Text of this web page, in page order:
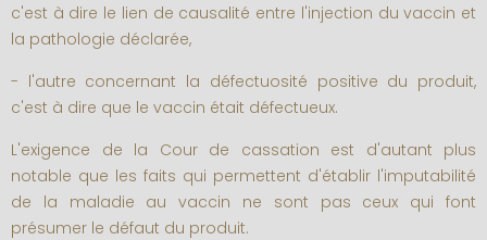
c'est à dire le lien de causalité entre l'injection du vaccin et
la pathologie déclarée,
- l'autre concernant la défectuosité positive du produit,
c'est à dire que le vaccin était défectueux.
L'exigence de la Cour de cassation est d'autant plus
notable que les faits qui permettent d'établir l'imputabilité
de la maladie au vaccin ne sont pas ceux qui font
présumer le défaut du produit.